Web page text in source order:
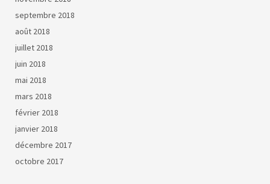
septembre 2018
août 2018
juillet 2018
juin 2018
mai 2018
mars 2018
février 2018
janvier 2018
décembre 2017
octobre 2017